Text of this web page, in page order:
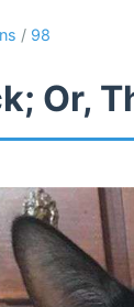
/ 98
Or,